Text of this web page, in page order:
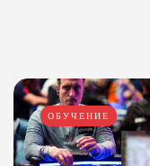
ОБУЧЕНИЕ